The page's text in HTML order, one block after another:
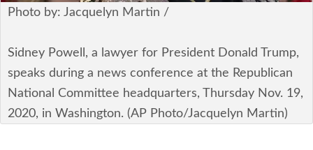
税制・予算
エネルギー・環境
Photo by: Jacquelyn Martin /
Sidney Powell, a lawyer for President Donald Trump,
speaks during a news conference at the Republican
National Committee headquarters, Thursday Nov. 19,
2020, in Washington. (AP Photo/Jacquelyn Martin)